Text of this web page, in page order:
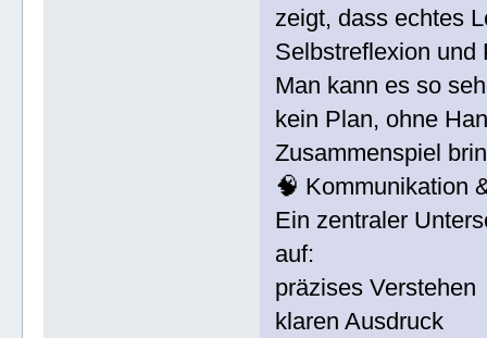
zeigt, dass echtes
Selbstreflexion und
Man kann es so
kein Plan, ohne
Zusammenspiel
🧠 Kommunikation
Ein zentraler
auf:
präzises Verstehen
klaren Ausdruck